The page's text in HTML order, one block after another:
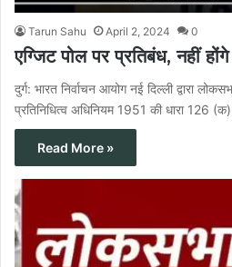
Tarun Sahu April 2, 2024 0
एग्जिट पोल पर प्रतिबंध, नहीं
दुर्ग: भारत निर्वाचन आयोग नई दिल्ली द्वारा
प्रतिनिधित्व अधिनियम 1951 की धारा 126
Read More »